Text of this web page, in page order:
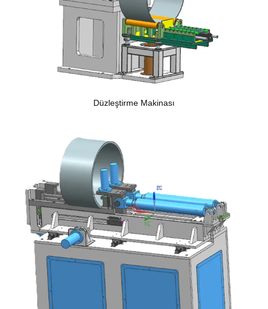
Düzleştirme Makinası